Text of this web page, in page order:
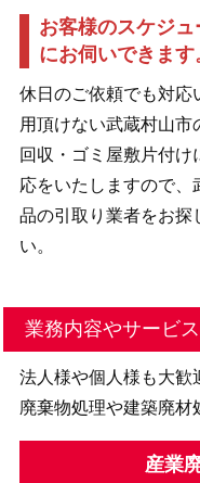
お客様のスケジ
にお伺いできます
休日のご依頼でも対応
用頂けない武蔵村山
回収・ゴミ屋敷片付
応をいたしますので、
品の引取り業者をお探
い。
業務内容やサービ
法人様や個人様も大歓
廃棄物処理や建築廃材
産業